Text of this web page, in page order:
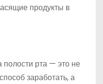
продукты в
рта — это не
заработать, а